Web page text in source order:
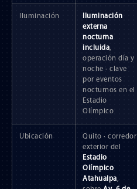
Iluminación
Iluminación
externa
nocturna
incluida,
operación día y
noche · clave
por eventos
nocturnos en el
Estadio
Olímpico
Ubicación
Quito · corredor
exterior del
Estadio
Olímpico
Atahualpa,